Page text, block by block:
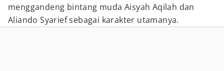
menggandeng bintang muda Aisyah Aqilah dan
Aliando Syarief sebagai karakter utamanya.